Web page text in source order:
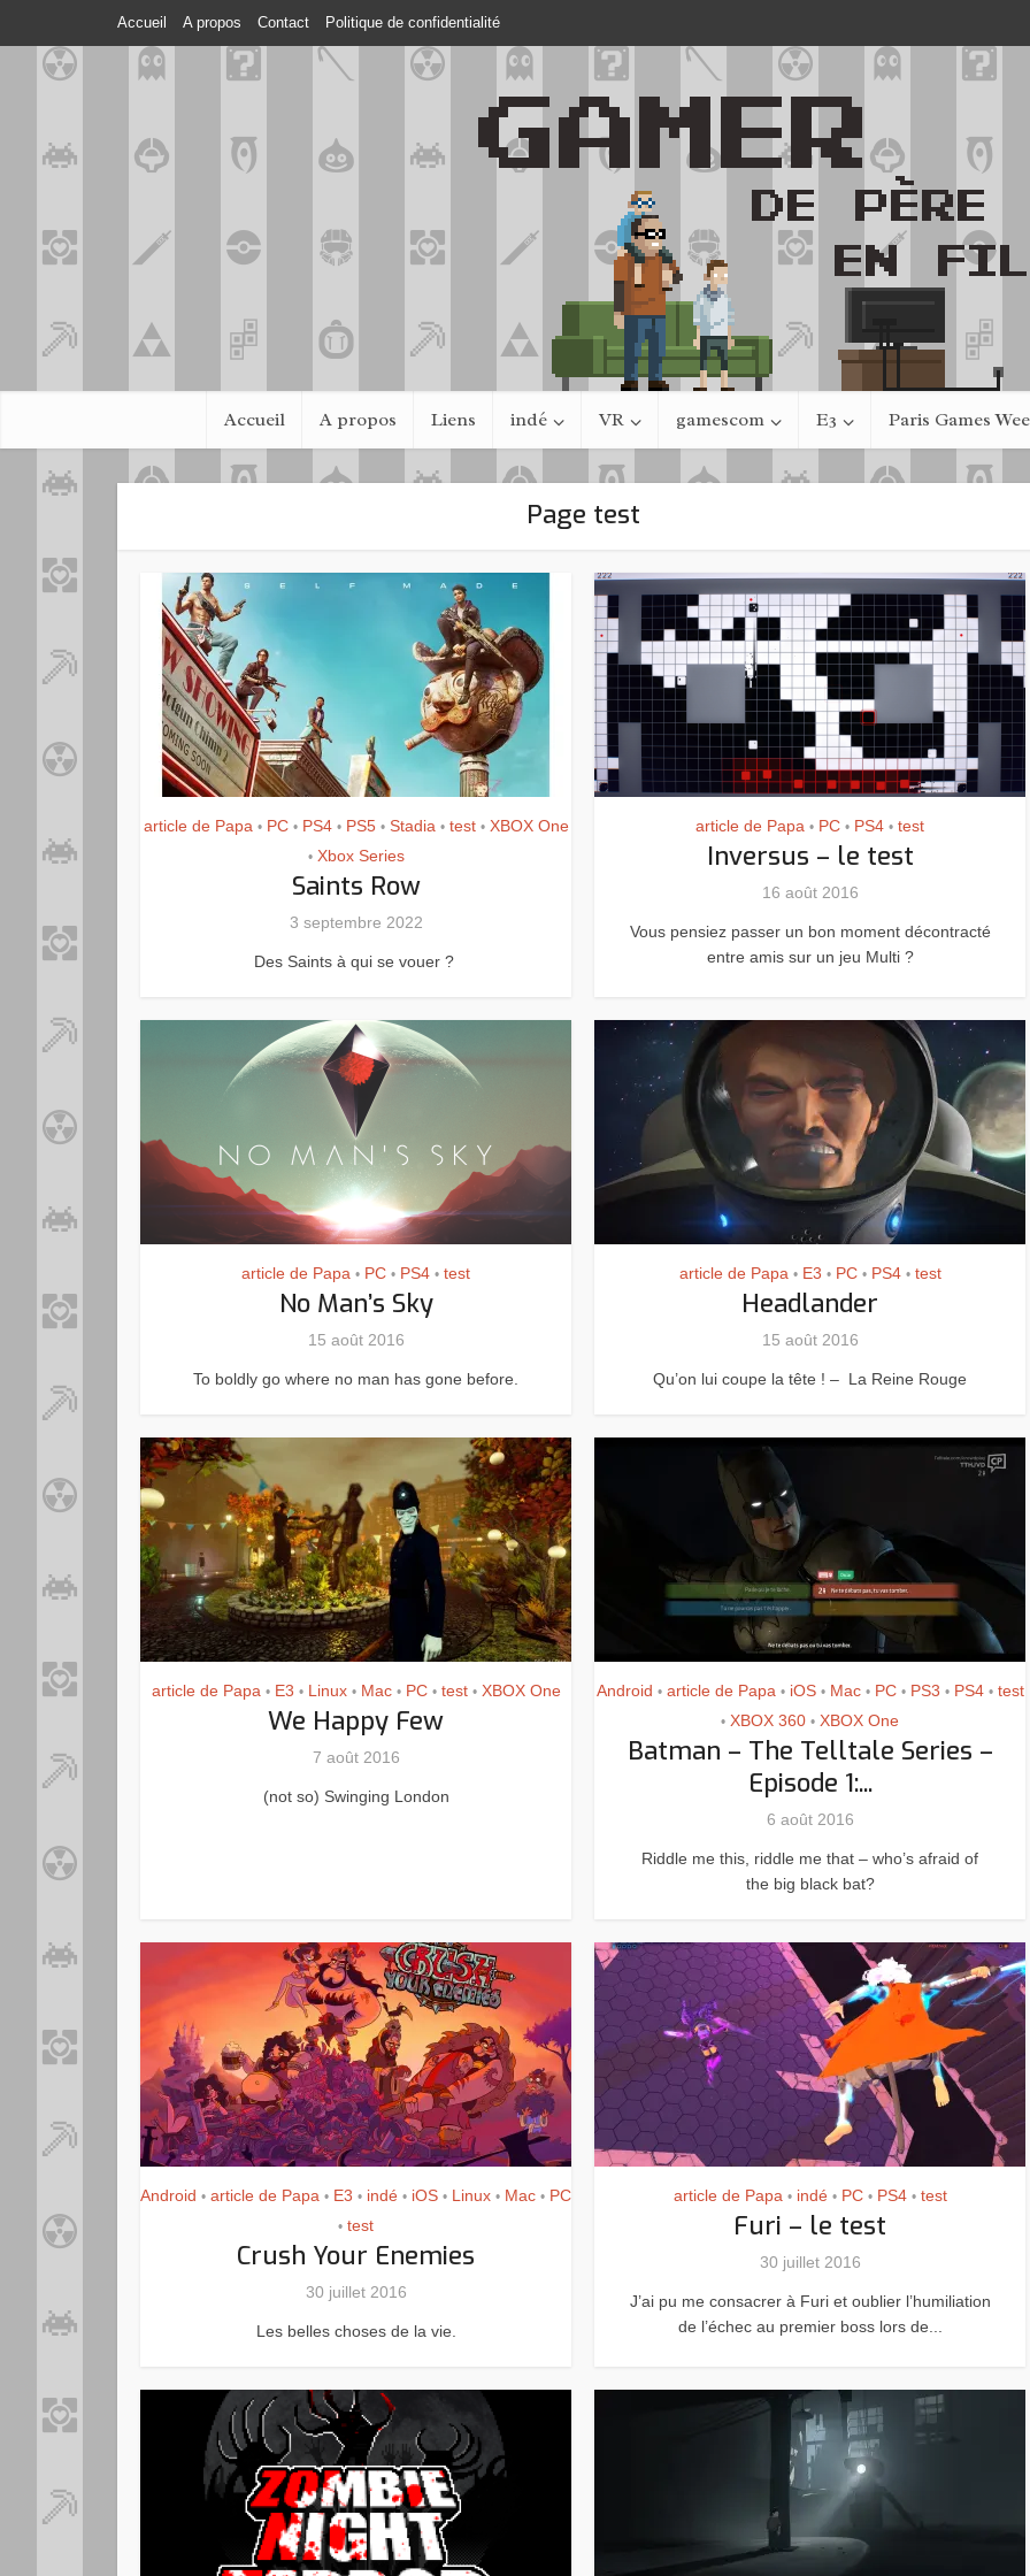
Accueil A propos Contact Politique de confidentialité
Accueil A propos Liens indé VR gamescom E3 Paris Games
Page test
article de Papa • PC • PS4 • PS5 • Stadia • test • XBOX One
• Xbox Series
Saints Row
3 septembre 2022
Des Saints à qui se vouer ?
article de Papa • PC • PS4 • test
Inversus – le test
16 août 2016
Vous pensiez passer un bon moment décontracté
entre amis sur un jeu Multi ?
article de Papa • PC • PS4 • test
No Man’s Sky
15 août 2016
To boldly go where no man has gone before.
article de Papa • E3 • PC • PS4 • test
Headlander
15 août 2016
Qu’on lui coupe la tête ! – La Reine Rouge
article de Papa • E3 • Linux • Mac • PC • test • XBOX One
We Happy Few
7 août 2016
(not so) Swinging London
Android • article de Papa • iOS • Mac • PC • PS3 • PS4 • test
• XBOX 360 • XBOX One
Batman – The Telltale Series –
Episode 1:...
6 août 2016
Riddle me this, riddle me that – who’s afraid of
the big black bat?
Android • article de Papa • E3 • indé • iOS • Linux • Mac • PC
• test
Crush Your Enemies
30 juillet 2016
Les belles choses de la vie.
article de Papa • indé • PC • PS4 • test
Furi – le test
30 juillet 2016
J’ai pu me consacrer à Furi et oublier l’humiliation
de l’échec au premier boss lors de...
Looking for Fael
Resynced